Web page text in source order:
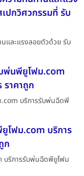
ปกวิศวกรรมที่ รับ
และแรงลอยตัวด้วย รับ
พ่นพียูโฟม.com
าคาถูก
บริการรับพ่นฉีดพี
โฟม.com บริการ
ก
บริการรับพ่นฉีดพียูโฟม